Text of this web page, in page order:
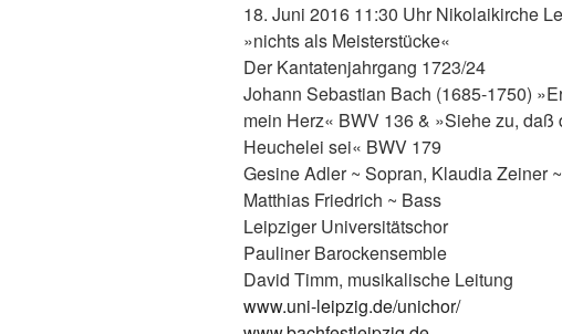
18. Juni 2016 11:30 Uhr Nikolaikirche
»nichts als Meisterstücke«
Der Kantatenjahrgang 1723/24
Johann Sebastian Bach (1685-1750)
mein Herz« BWV 136 & »Siehe zu, daß
Heuchelei sei« BWV 179
Gesine Adler ~ Sopran, Klaudia Zeiner
Matthias Friedrich ~ Bass
Leipziger Universitätschor
Pauliner Barockensemble
David Timm, musikalische Leitung
www.uni-leipzig.de/unichor/